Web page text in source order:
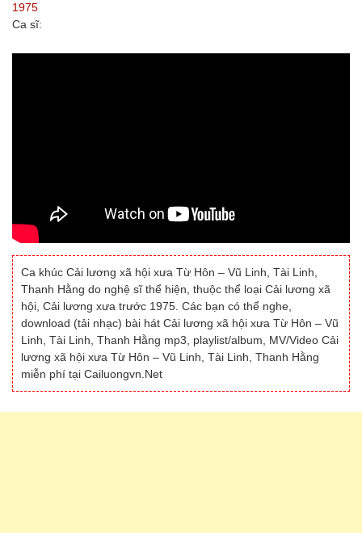
1975
Ca sĩ:
Ca khúc Cải lương xã hội xưa Từ Hôn – Vũ Linh, Tài Linh,
Thanh Hằng do nghệ sĩ thể hiện, thuộc thể loại Cải lương xã
hội, Cải lương xưa trước 1975. Các bạn có thể nghe,
download (tải nhạc) bài hát Cải lương xã hội xưa Từ Hôn – Vũ
Linh, Tài Linh, Thanh Hằng mp3, playlist/album, MV/Video Cải
lương xã hội xưa Từ Hôn – Vũ Linh, Tài Linh, Thanh Hằng
miễn phí tại Cailuongvn.Net